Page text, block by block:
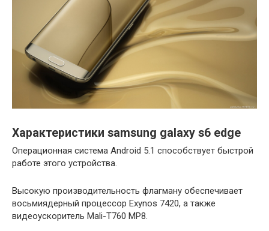
Характеристики samsung galaxy s6 edge
Операционная система Android 5.1 способствует быстрой
работе этого устройства.
Высокую производительность флагману обеспечивает
восьмиядерный процессор Exynos 7420, а также
видеоускоритель Mali-T760 MP8.